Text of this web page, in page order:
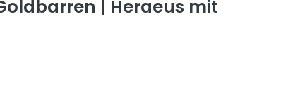
| Heraeus mit